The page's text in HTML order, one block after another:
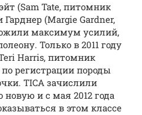
(Sam Tate, питомник
(Margie Gardner,
максимум усилий,
Только в 2011 году
Harris, питомник
регистрации породы
TICA зачислили
новую и с мая 2012 года
в этом классе